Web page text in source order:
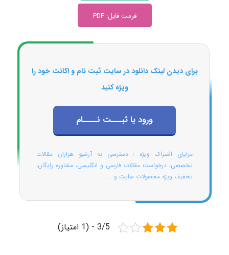
فرمت فایل: PDF
برای دیدن لینک دانلود در سایت ثبت نام و اکانت خود را
ویژه کنید
ورود یا ثبـــت نــــام
مزایای اشتراک ویژه : دسترسی به آرشیو هزاران مقالات
تخصصی، درخواست مقالات فارسی و انگلیسی، مشاوره رایگان،
تخفیف ویژه محصولات سایت و ...
3/5 - (1 امتیاز)